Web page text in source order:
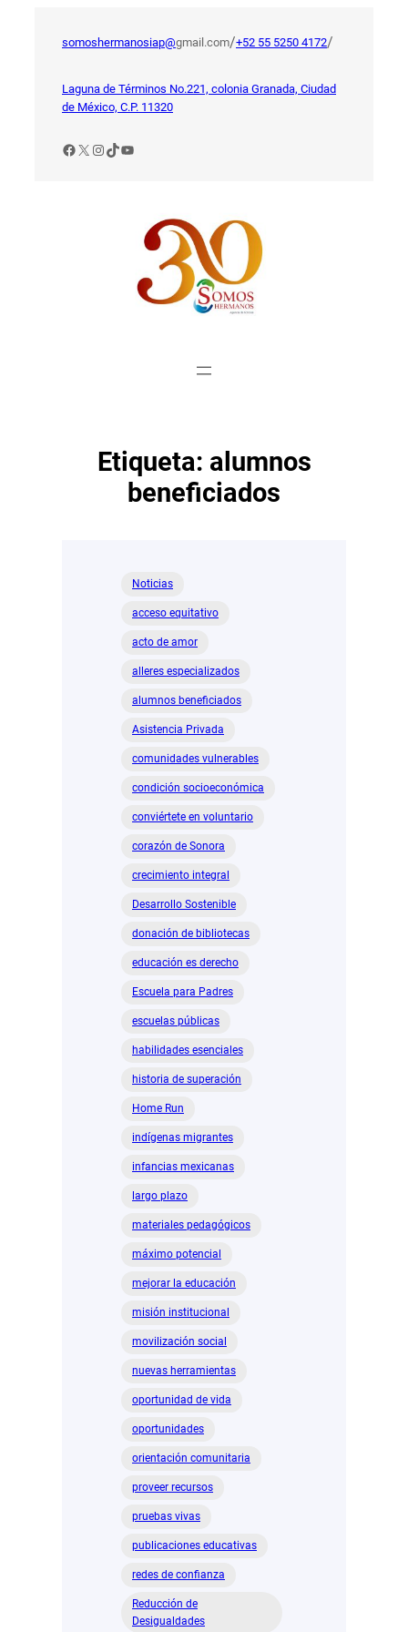
somoshermanosiap@gmail.com/+52 55 5250 4172/
Laguna de Términos No.221, colonia Granada, Ciudad
de México, C.P. 11320
Facebook
X Instagram
TikTok
YouTube
Etiqueta: alumnos
beneficiados
Noticias
acceso equitativo
acto de amor
alleres especializados
alumnos beneficiados
Asistencia Privada
comunidades vulnerables
condición socioeconómica
conviértete en voluntario
corazón de Sonora
crecimiento integral
Desarrollo Sostenible
donación de bibliotecas
educación es derecho
Escuela para Padres
escuelas públicas
habilidades esenciales
historia de superación
Home Run
indígenas migrantes
infancias mexicanas
largo plazo
materiales pedagógicos
máximo potencial
mejorar la educación
misión institucional
movilización social
nuevas herramientas
oportunidad de vida
oportunidades
orientación comunitaria
proveer recursos
pruebas vivas
publicaciones educativas
redes de confianza
Reducción de
Desigualdades